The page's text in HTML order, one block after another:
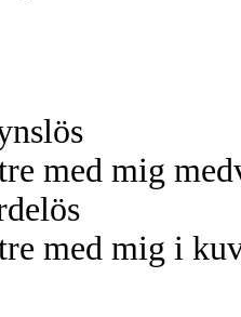
med mig
med mig i